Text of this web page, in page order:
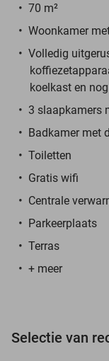
70 m²
Woonkamer
Volledig
koelkast en
3 slaapkamers
Badkamer met
Toiletten
Gratis wifi
Centrale
Parkeerplaats
Terras
+ meer
Selectie van